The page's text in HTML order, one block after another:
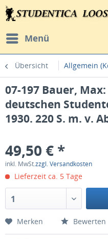
Menü
Übersicht Allgemein
07-197 Bauer,
deutschen
1930. 220 S. m. v.
49,50 € *
inkl. MwSt.zzgl. Versandkosten
Lieferzeit ca. 5 Tage
1
Merken Bewerten